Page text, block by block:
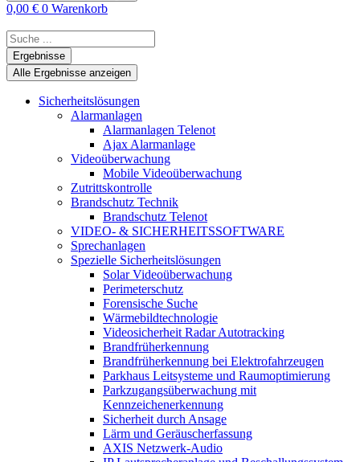
0,00 € 0 Warenkorb
Search
...Ergebnisse
Alle Ergebnisse anzeigen
Sicherheitslösungen
Alarmanlagen
Alarmanlagen Telenot
Ajax Alarmanlage
Videoüberwachung
Mobile Videoüberwachung
Zutrittskontrolle
Brandschutz Technik
Brandschutz Telenot
VIDEO- & SICHERHEITSSOFTWARE
Sprechanlagen
Spezielle Sicherheitslösungen
Solar Videoüberwachung
Perimeterschutz
Forensische Suche
Wärmebildtechnologie
Videosicherheit Radar Autotracking​
Brandfrüherkennung
Brandfrüherkennung bei Elektrofahrzeugen
Parkhaus Leitsysteme und Raumoptimierung
Parkzugangsüberwachung mit
Kennzeichenerkennung
Sicherheit durch Ansage
Lärm und Geräuscherfassung
AXIS Netzwerk-Audio